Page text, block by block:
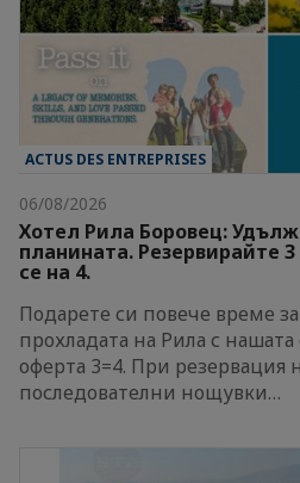
ACTUS DES ENTREPRISES
06/08/2026
Хотел Рила Боровец:
планината. Резервирайте
се на 4.
Подарете си повече време
прохладата на Рила с
оферта 3=4. При резервация
последователни нощувки…